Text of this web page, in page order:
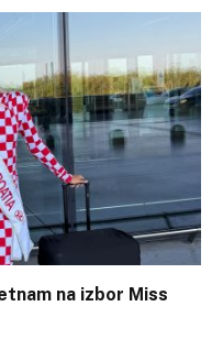
na izbor Miss